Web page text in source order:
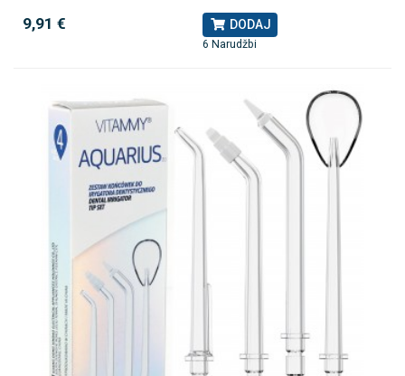
9,91 € DODAJ
6 Narudžbi